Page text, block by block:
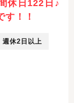
休日122日♪
！！
週休2日以上